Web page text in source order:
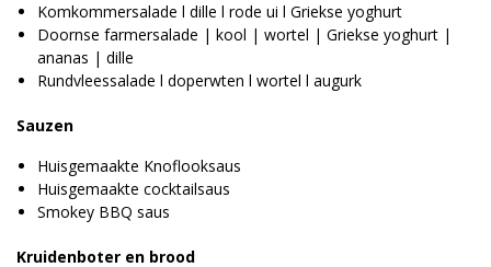
Komkommersalade l dille l rode ui l Griekse yoghurt
Doornse farmersalade | kool | wortel | Griekse yoghurt |
ananas | dille
Rundvleessalade l doperwten l wortel l augurk
Sauzen
Huisgemaakte Knoflooksaus
Huisgemaakte cocktailsaus
Smokey BBQ saus
Kruidenboter en brood